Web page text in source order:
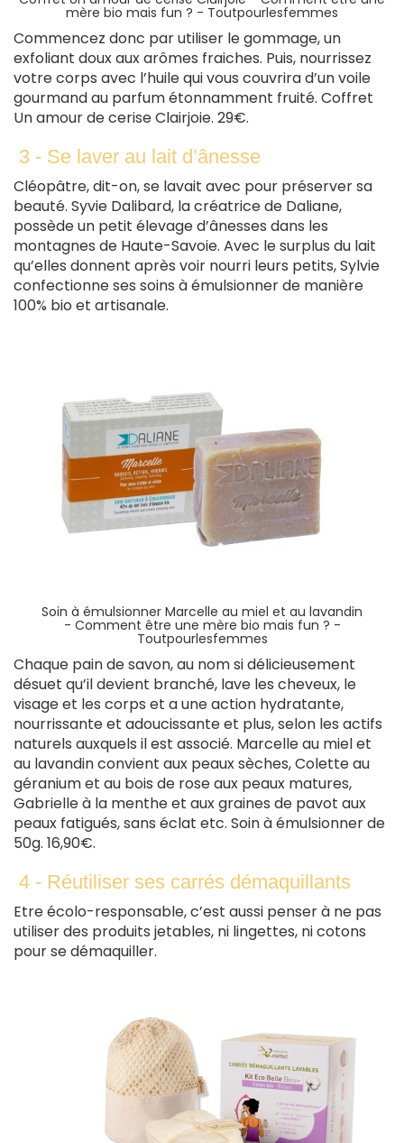
mère bio mais fun ? - Toutpourlesfemmes
Commencez donc par utiliser le gommage, un
exfoliant doux aux arômes fraiches. Puis, nourrissez
votre corps avec l’huile qui vous couvrira d’un voile
gourmand au parfum étonnamment fruité. Coffret
Un amour de cerise Clairjoie. 29€.
3 - Se laver au lait d’ânesse
Cléopâtre, dit-on, se lavait avec pour préserver sa
beauté. Syvie Dalibard, la créatrice de Daliane,
possède un petit élevage d’ânesses dans les
montagnes de Haute-Savoie. Avec le surplus du lait
qu’elles donnent après voir nourri leurs petits, Sylvie
confectionne ses soins à émulsionner de manière
100% bio et artisanale.
Soin à émulsionner Marcelle au miel et au lavandin
- Comment être une mère bio mais fun ? -
Toutpourlesfemmes
Chaque pain de savon, au nom si délicieusement
désuet qu’il devient branché, lave les cheveux, le
visage et les corps et a une action hydratante,
nourrissante et adoucissante et plus, selon les actifs
naturels auxquels il est associé. Marcelle au miel et
au lavandin convient aux peaux sèches, Colette au
géranium et au bois de rose aux peaux matures,
Gabrielle à la menthe et aux graines de pavot aux
peaux fatigués, sans éclat etc. Soin à émulsionner de
50g. 16,90€.
4 - Réutiliser ses carrés démaquillants
Etre écolo-responsable, c’est aussi penser à ne pas
utiliser des produits jetables, ni lingettes, ni cotons
pour se démaquiller.